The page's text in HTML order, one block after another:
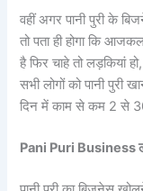
वहीं अगर पानी पुरी के
तो पता ही होगा कि
है फिर चाहे तो लड़कियां
सभी लोगों को पानी पुरी
दिन में काम से कम 2 से
Pani Puri Business